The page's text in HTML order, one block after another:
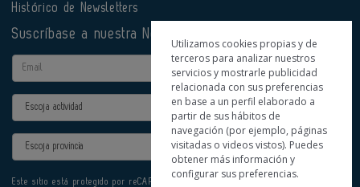
Histórico de Newsletters
Suscríbase a nuestra Newsletter
Email
Actividad
Provincia
Este sitio está protegido por reCAPTCHA y se aplican la
Utilizamos cookies propias y de
terceros para analizar nuestros
servicios y mostrarle publicidad
relacionada con sus preferencias
en base a un perfil elaborado a
partir de sus hábitos de
navegación (por ejemplo, páginas
visitadas o videos vistos). Puedes
obtener más información y
configurar sus preferencias.